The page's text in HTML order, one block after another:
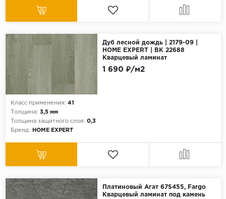
Дуб лесной дождь | 2179-09 |
HOME EXPERT | ВК 22688
Кварцевый ламинат
Класс применения: 41
Толщина: 3,5 мм
Толщина защитного слоя: 0,3
Бренд:
HOME EXPERT
1 690 ₽/м2
Платиновый Агат 67S455, Fargo
Кварцевый ламинат под камень